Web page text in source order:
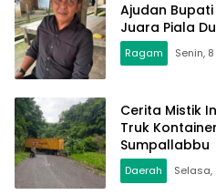
Ajudan
Juara Piala
Ragam Senin,
Cerita Mistik
Truk
Sumpallabbu
Daerah Selasa,